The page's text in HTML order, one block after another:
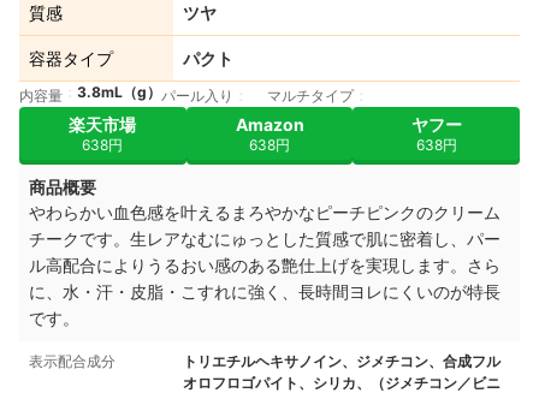
質感 ツヤ
容器タイプ パクト
内容量 3.8mL（g） パール入り マルチタイプ
楽天市場
638円
Amazon
638円
ヤフー
638円
商品概要
やわらかい血色感を叶えるまろやかなピーチピンクのクリーム
チークです。生レアなむにゅっとした質感で肌に密着し、パー
ル高配合によりうるおい感のある艶仕上げを実現します。さら
に、水・汗・皮脂・こすれに強く、長時間ヨレにくいのが特長
です。
表示配合成分
トリエチルヘキサノイン、ジメチコン、合成フル
オロフロゴパイト、シリカ、（ジメチコン／ビニ